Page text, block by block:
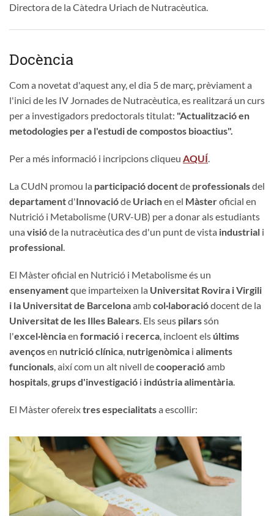
Directora de la Càtedra Uriach de Nutracèutica.
Docència
Com a novetat d'aquest any, el dia 5 de març, prèviament a
l'inici de les IV Jornades de Nutracèutica, es realitzará un curs
per a investigadors predoctorals titulat: "Actualització en
metodologies per a l'estudi de compostos bioactius".
Per a més informació i incripcions cliqueu AQUÍ.
La CUdN promou la participació docentde professionalsdel
departamentd'Innovacióde Uriachen el Màsteroficial en
Nutrició i Metabolisme (URV-UB) per a donar als estudiants
una visióde la nutracèutica des d'un punt de vista industrial i
professional
El Màster oficial en Nutrició i Metabolisme és un
ensenyamentque imparteixen la Universitat Rovira i Virgili
i la Universitat de Barcelonaambcol·laboraciódocent de la
Universitat de les Illes Balears . Els seus pilarssón
l'excel·lènciaen formació i recerca , incloent els últims
avençosen nutrició clínica nutrigenòmica i aliments
funcionals , així com un alt nivell decooperacióamb
hospitals grups d'investigació i indústria alimentària
El Màster ofereixtres especialitatsa escollir: